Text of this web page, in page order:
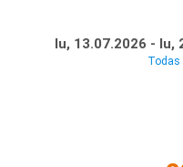
lu, 13.07.2026 - lu,
Todas